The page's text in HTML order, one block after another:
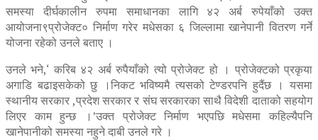
समस्या दीर्घकालीन रुपमा समाधानका लागि ४२ अर्ब रुपेयाँको उक्त
आयोजना९प्रोजेक्ट० निर्माण गरेर मधेसका ६ जिल्लामा खानेपानी वितरण गर्ने
योजना रहेको उनले बताए ।
उनले भने,‘ करिब ४२ अर्ब रुपैयाँको त्यो प्रोजेक्ट हो । प्रोजेक्टको प्रकृया
अगाडि बढाइसकेको छु ।निकट भविष्यमै त्यसको टेण्डरपनि हुदैंछ । यसमा
स्थानीय सरकार ,प्रदेश सरकार र संघ सरकारका साथै विदेशी दाताको सहयोग
लिएर काम हुन्छ ।’उक्त प्रोजेक्ट निर्माण भएपछि मधेसमा कहिल्यैपनि
खानेपानीको समस्या नहुने दाबी उनले गरे ।